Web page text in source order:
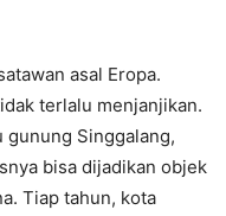
asal Eropa.
terlalu menjanjikan.
gunung Singgalang,
bisa dijadikan objek
Tiap tahun, kota